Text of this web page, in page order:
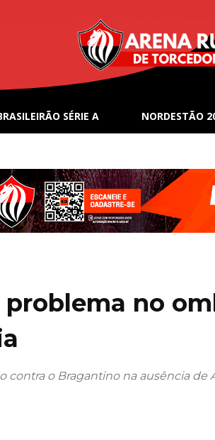
SÉRIE A NORDESTÃO
no
contra o Bragantino na ausência de